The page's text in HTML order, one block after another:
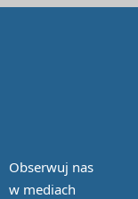
Obserwuj nas
w mediach